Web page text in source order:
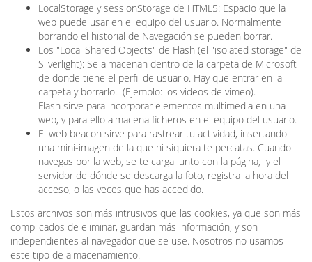
LocalStorage y sessionStorage de HTML5: Espacio que la
web puede usar en el equipo del usuario. Normalmente
borrando el historial de Navegación se pueden borrar.
Los "Local Shared Objects" de Flash (el "isolated storage" de
Silverlight): Se almacenan dentro de la carpeta de Microsoft
de donde tiene el perfil de usuario. Hay que entrar en la
carpeta y borrarlo. (Ejemplo: los videos de vimeo).
Flash sirve para incorporar elementos multimedia en una
web, y para ello almacena ficheros en el equipo del usuario.
El web beacon sirve para rastrear tu actividad, insertando
una mini-imagen de la que ni siquiera te percatas. Cuando
navegas por la web, se te carga junto con la página, y el
servidor de dónde se descarga la foto, registra la hora del
acceso, o las veces que has accedido.
Estos archivos son más intrusivos que las cookies, ya que son más
complicados de eliminar, guardan más información, y son
independientes al navegador que se use. Nosotros no usamos
este tipo de almacenamiento.